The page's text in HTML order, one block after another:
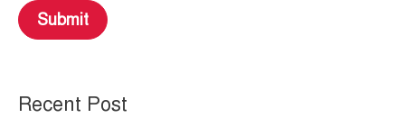
Submit
Recent Post